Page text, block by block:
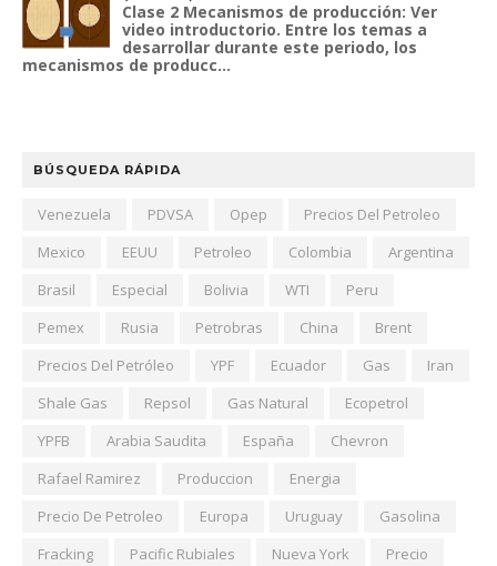
Clase 2 Mecanismos de producción: Ver
video introductorio. Entre los temas a
desarrollar durante este periodo, los
mecanismos de producc...
BÚSQUEDA RÁPIDA
Venezuela PDVSA Opep
Precios Del Petroleo
Mexico
EEUU Petroleo Colombia
Argentina
Brasil
Especial Bolivia WTI
Peru
Pemex
Rusia Petrobras China
Brent
Precios Del Petróleo
YPF Ecuador Gas
Iran
Shale Gas
Repsol Gas Natural
Ecopetrol
YPFB
Arabia Saudita España
Chevron
Rafael Ramirez
Produccion
Energia
Precio De Petroleo
Europa Uruguay
Gasolina
Fracking
Pacific Rubiales Nueva York
Precio